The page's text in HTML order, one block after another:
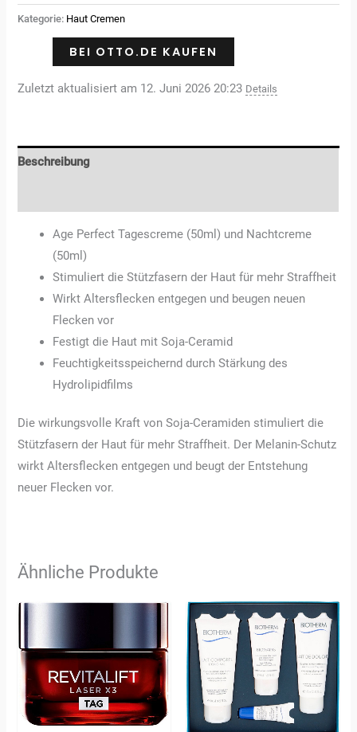
auf
Kundenbewertungen
Kategorie: Haut Cremen
BEI OTTO.DE KAUFEN
Zuletzt aktualisiert am 12. Juni 2026 20:23 Details
Beschreibung
Age Perfect Tagescreme (50ml) und Nachtcreme
(50ml)
Stimuliert die Stützfasern der Haut für mehr Straffheit
Wirkt Altersflecken entgegen und beugen neuen
Flecken vor
Festigt die Haut mit Soja-Ceramid
Feuchtigkeitsspeichernd durch Stärkung des
Hydrolipidfilms
Die wirkungsvolle Kraft von Soja-Ceramiden stimuliert die
Stützfasern der Haut für mehr Straffheit. Der Melanin-Schutz
wirkt Altersflecken entgegen und beugt der Entstehung
neuer Flecken vor.
Ähnliche Produkte